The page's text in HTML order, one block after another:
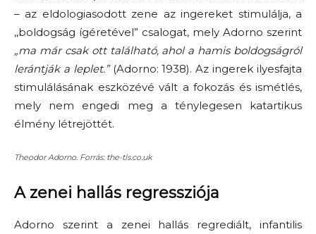
– az eldologiasodott zene az ingereket stimulálja, a
,,boldogság ígéretével” csalogat, mely Adorno szerint
„ma már csak ott található, ahol a hamis boldogságról
lerántják a leplet.”(Adorno: 1938).Az ingerek ilyesfajta
stimulálásának eszközévé vált a fokozás és ismétlés,
mely nem engedi meg a ténylegesen katartikus
élmény létrejöttét.
Theodor Adorno. Forrás: the-tls.co.uk
A zenei hallás regressziója
Adorno szerint a zenei hallás regrediált,
infantilis